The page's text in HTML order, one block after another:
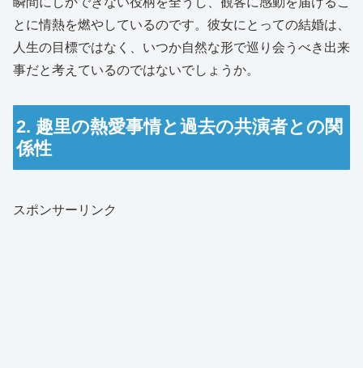
とに情熱を燃やしているのです。彼女にとっての結婚は、
人生の目標ではなく、いつか自然な形で巡り会うべき出来
事だと考えているのではないでしょうか。
2. 趣里の熱愛事情と過去の共演者との関
係性
スポンサーリンク